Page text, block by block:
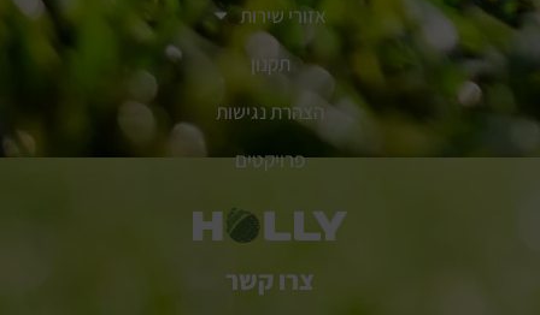
אזורי שירות
תקנון
הצהרת נגישות
פרויקטים
צרו קשר